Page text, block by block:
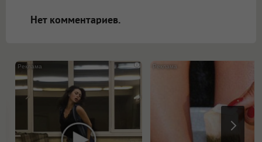
Нет комментариев.
i